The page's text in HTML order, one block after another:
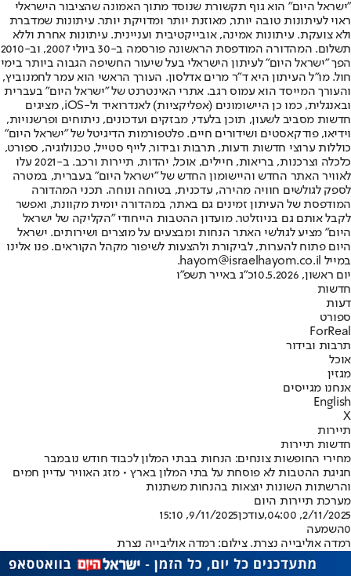
"ישראל היום" הוא גוף תקשורת שנוסד מתוך האמונה שהציבור הישראלי
ראוי לעיתונות טובה יותר, מאוזנת יותר ומדויקת יותר. עיתונות שמדברת
ולא צועקת. עיתונות אמינה, אובייקטיבית ועניינית. עיתונות אחרת וללא
תשלום. המהדורה המודפסת הראשונה פורסמה ב-30 ביולי 2007, וב-2010
הפך "ישראל היום" לעיתון הישראלי בעל שיעור החשיפה הגבוה ביותר בימי
חול. מו"ל העיתון היא ד"ר מרים אדלסון. העורך הראשי הוא עמר לחמנוביץ,
והעורך המייסד הוא עמוס רגב. אתרי האינטרנט של "ישראל היום" בעברית
ובאנגלית, כמו כן היישומונים (אפליקציות) לאנדרואיד ול-iOS, מציגים
חדשות מסביב לשעון, תוכן בלעדי, מבזקים ועדכונים, ניתוחים ופרשנויות,
וידיאו, פודקאסטים ושידורים חיים. פלטפורמות הדיגיטל של "ישראל היום"
כוללות ערוצי חדשות ודעות, תרבות ובידור, לייף סטייל, טכנולוגיה, ספורט,
כלכלה וצרכנות, בריאות, חיילים, אוכל, יהדות, תיירות ורכב. ב-2021 עלו
לאוויר האתר החדש והיישומון החדש של "ישראל היום" בעברית, במטרה
לספק לגולשים חוויה מהירה, עדכנית, בטוחה ונוחה. תכני המהדורה
המודפסת של העיתון זמינים גם באתר, במהדורה יומית מקוונת, ואפשר
לקבל אותם גם בניוזלטר. מועדון ההטבות הייחודי "הקליקה של ישראל
היום" מציע לגולשי האתר הנחות ומבצעים על מוצרים ושירותים. ישראל
היום פתוח להערות, לביקורת ולהצעות לשיפור מקהל הקוראים. פנו אלינו
במייל hayom@israelhayom.co.il.
יום ראשון, 10.5.2026
כ"ג באייר תשפ"ו
חדשות
דעות
ספורט
ForReal
תרבות ובידור
אוכל
מגזין
אנחנו מגייסים
English
X
תיירות
חדשות תיירות
מחירי החופשות צונחים: הנחות בבתי המלון לכבוד חודש נובמבר
חגיגת ההטבות לא פוסחת על בתי המלון בארץ • מזג האוויר עדיין חמים
והרשתות השונות יוצאות בהנחות משתנות
מערכת תיירות היום
2/11/2025, 04:00
,עודכן9/11/2025, 15:10
0השמעה
רמדה אוליבייה נצרת. צילום: רמדה אוליבייה נצרת